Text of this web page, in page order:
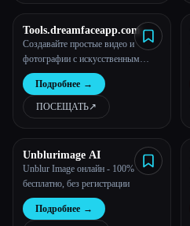
помощью нашего бесплатного
конструктора паспортных
фотографий
Tools.dreamfaceapp.com
Создавайте простые видео и
фотографии с искусственным
интеллектом Раскройте свой
творческий потенциал одним
щелчком мыши
Подробнее →
ПОСЕЩАТЬ↗︎
Unblurimage AI
Unblur Image онлайн - 100%
бесплатно, без регистрации
Подробнее →